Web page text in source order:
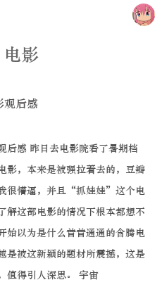
影
观后感
后感 昨日去电影院看了暑期档
影，本来是被强拉着去的，豆瓣
很懵逼，并且“抓娃娃”这个电
解这部电影的情况下根本都想不
始以为是什么普普通通的含腾电
是被这新颖的题材所震撼，这是
值得引人深思。 宇宙